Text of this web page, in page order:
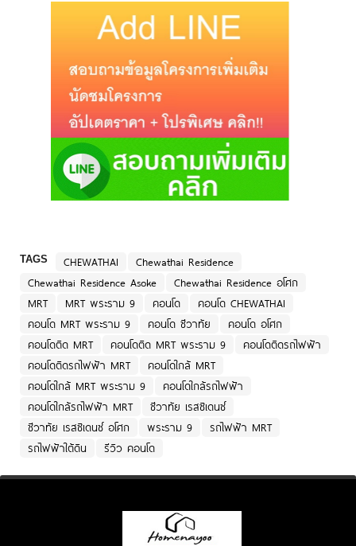
TAGS CHEWATHAI
Chewathai Residence
Chewathai Residence Asoke
Chewathai Residence อโศก
MRT
MRT พระราม 9 คอนโด
คอนโด CHEWATHAI
คอนโด MRT พระราม 9
คอนโด ชีวาทัย
คอนโด อโศก
คอนโดติด MRT
คอนโดติด MRT พระราม 9
คอนโดติดรถไฟฟ้า
คอนโดติดรถไฟฟ้า MRT
คอนโดใกล้ MRT
คอนโดใกล้ MRT พระราม 9
คอนโดใกล้รถไฟฟ้า
คอนโดใกล้รถไฟฟ้า MRT
ชีวาทัย เรสซิเดนซ์
ชีวาทัย เรสซิเดนซ์ อโศก
พระราม 9
รถไฟฟ้า MRT
รถไฟฟ้าใต้ดิน
รีวิว คอนโด